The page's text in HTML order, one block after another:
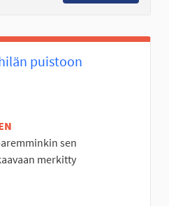
puistoon
sen
merkitty
Pohjoinen Seinäjoki